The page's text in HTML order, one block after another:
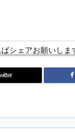
シェアお願いしま